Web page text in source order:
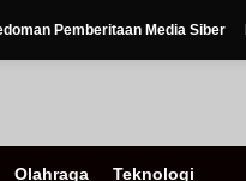
Pemberitaan Media Siber
Olahraga Teknologi